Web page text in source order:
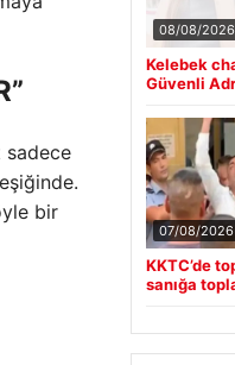
sadece
bir
08/08/2026
Kelebek
Güvenli
07/08/2026
KKTC’de
sanığa